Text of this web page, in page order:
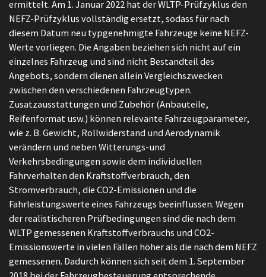
ermittelt. Am 1. Januar 2022 hat der WLTP-Prüfzyklus den
NEFZ-Prüfzyklus vollständig ersetzt, sodass für nach
diesem Datum neu typgenehmigte Fahrzeuge keine NEFZ-
Werte vorliegen. Die Angaben beziehen sich nicht auf ein
einzelnes Fahrzeug und sind nicht Bestandteil des
Angebots, sondern dienen allein Vergleichszwecken
zwischen den verschiedenen Fahrzeugtypen.
Zusatzausstattungen und Zubehör (Anbauteile,
Reifenformat usw.) können relevante Fahrzeugparameter,
wie z. B. Gewicht, Rollwiderstand und Aerodynamik
verändern und neben Witterungs-und
Verkehrsbedingungen sowie dem individuellen
Fahrverhalten den Kraftstoffverbrauch, den
Stromverbrauch, die CO2-Emissionen und die
Fahrleistungswerte eines Fahrzeugs beeinflussen. Wegen
der realistischeren Prüfbedingungen sind die nach dem
WLTP gemessenen Kraftstoffverbrauchs und CO2-
Emissionswerte in vielen Fällen höher als die nach dem NEFZ
gemessenen. Dadurch können sich seit dem 1. September